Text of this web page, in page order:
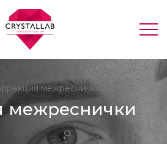
межреснички
межреснички